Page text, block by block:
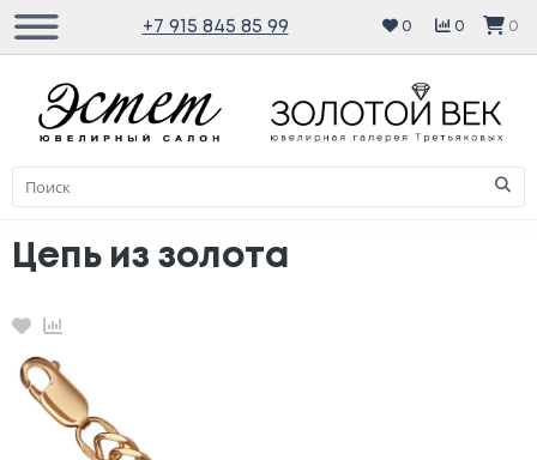
+7 915 845 85 99 0 0 0
Цепь из золота
Избранное
Сравнение